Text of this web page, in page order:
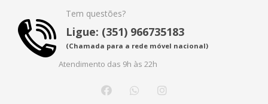
Tem questões?
Ligue: (351) 966735183
(Chamada para a rede móvel nacional)
Atendimento das 9h às 22h